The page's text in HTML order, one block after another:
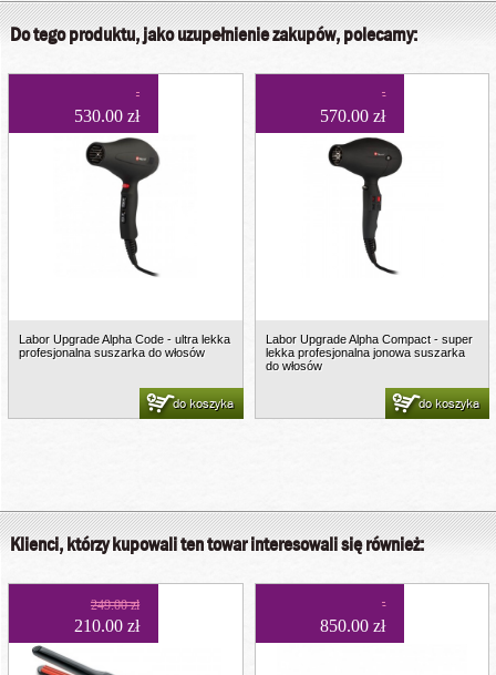
Do tego produktu, jako uzupełnienie zakupów, polecamy:
530.00 zł
Labor Upgrade Alpha Code - ultra lekka
profesjonalna suszarka do włosów
do koszyka
570.00 zł
Labor Upgrade Alpha Compact - super
lekka profesjonalna jonowa suszarka
do włosów
do koszyka
Klienci, którzy kupowali ten towar interesowali się również:
249.00 zł
210.00 zł 850.00 zł